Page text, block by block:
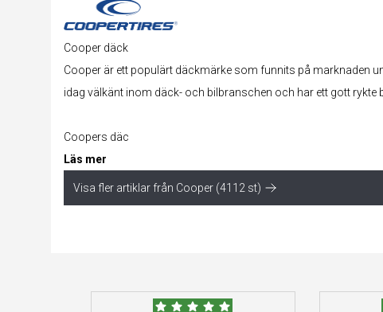
Cooper däck
Cooper är ett populärt däckmärke som funnits på marknaden
idag välkänt inom däck- och bilbranschen och har ett gott rykte
Coopers däc
Läs mer
Visa fler artiklar från Cooper (4112 st)